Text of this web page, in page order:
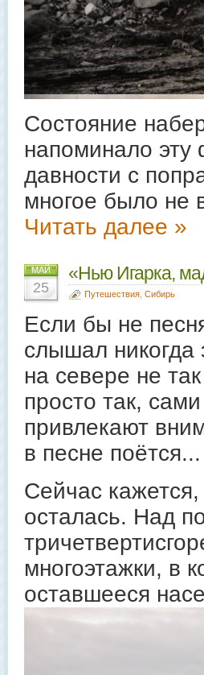
Состояние
напоминало эту
давности с
многое было не
Читать далее »
МАЙ
25
«Нью Игарка,
Путешествия Сибирь
Если бы не
слышал никогда
на севере не
просто так,
привлекают
в песне поётся...
Сейчас кажется,
осталась. Над
многоэтажки, в
оставшееся